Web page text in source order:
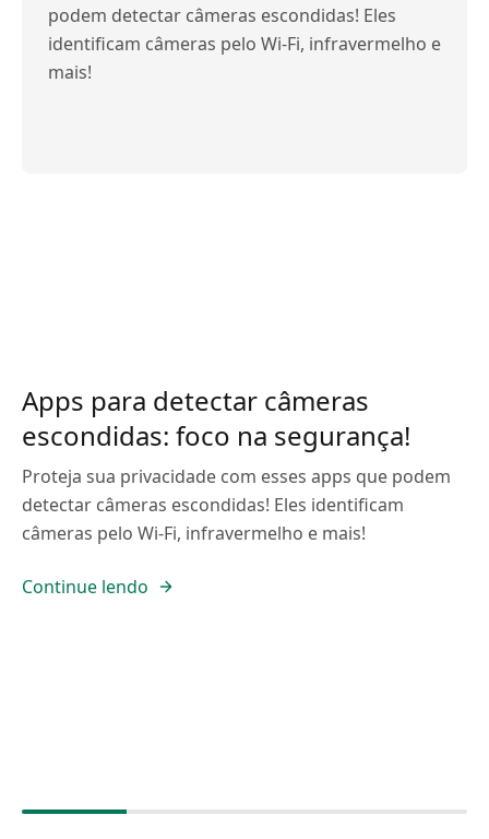
podem detectar câmeras escondidas! Eles
identificam câmeras pelo Wi-Fi, infravermelho e
mais!
Apps para detectar câmeras
escondidas: foco na segurança!
Proteja sua privacidade com esses apps que podem
detectar câmeras escondidas! Eles identificam
câmeras pelo Wi-Fi, infravermelho e mais!
Continue lendo